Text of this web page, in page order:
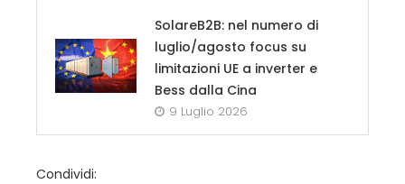
SolareB2B: nel numero di
luglio/agosto focus su
limitazioni UE a inverter e
Bess dalla Cina
9 Luglio 2026
Condividi: